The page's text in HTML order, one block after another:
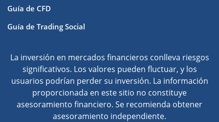
Guía de CFD
Guía de Trading Social
La inversión en mercados financieros conlleva riesgos
significativos. Los valores pueden fluctuar, y los
usuarios podrían perder su inversión. La información
proporcionada en este sitio no constituye
asesoramiento financiero. Se recomienda obtener
asesoramiento independiente.